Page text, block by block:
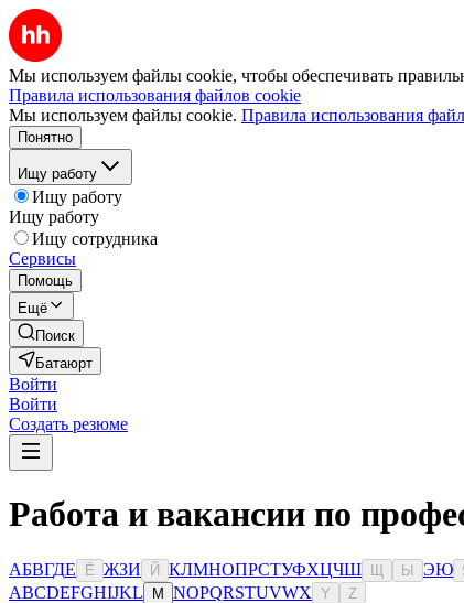
Мы используем файлы cookie, чтобы обеспечивать
Правила использования файлов cookie
Мы используем файлы cookie. Правила использования
Понятно
Ищу работу
Ищу работу
Ищу работу
Ищу сотрудника
Сервисы
Помощь
Ещё
Поиск
Батаюрт
Войти
Войти
Создать резюме
Работа и вакансии по
АБВГДЕ Ё ЖЗИ Й КЛМНОПРСТУФХЦЧШ Ы ЭЮ
ABCDEFGHIJKL M NOPQRSTUVWX Y Z